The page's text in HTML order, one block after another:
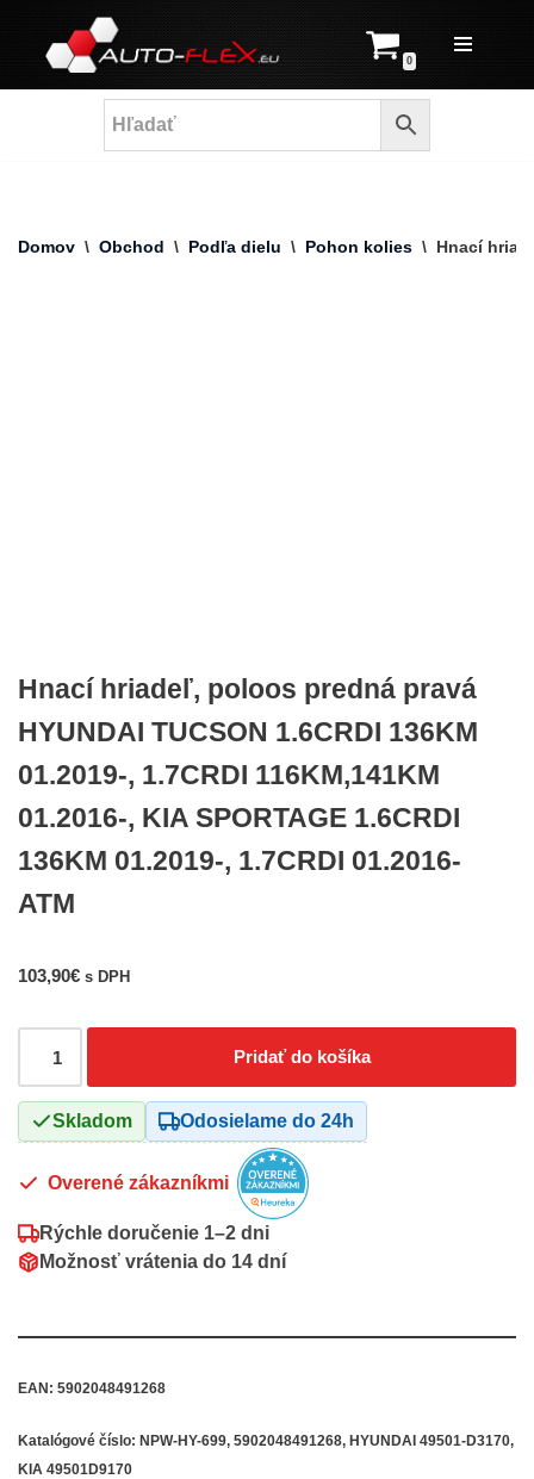
Prejsť
na
0
Domov \ Obchod \ Podľa dielu \ Pohon kolies \ Hnací
Hnací hriadeľ, poloos predná pravá
HYUNDAI TUCSON 1.6CRDI 136KM
01.2019-, 1.7CRDI 116KM,141KM
01.2016-, KIA SPORTAGE 1.6CRDI
136KM 01.2019-, 1.7CRDI 01.2016-
ATM
103,90€ s DPH
Pridať do košíka
Skladom Odosielame do 24h
Overené zákazníkmi
Rýchle doručenie 1–2 dni
Možnosť vrátenia do 14 dní
EAN: 5902048491268
Katalógové číslo: NPW-HY-699, 5902048491268, HYUNDAI 49501-D3170,
KIA 49501D9170